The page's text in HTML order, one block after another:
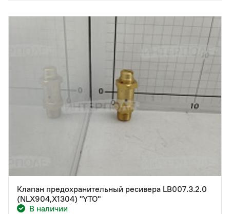
Клапан предохранительный ресивера LB007.3.2.0
(NLX904,X1304) "YTO"
В наличии